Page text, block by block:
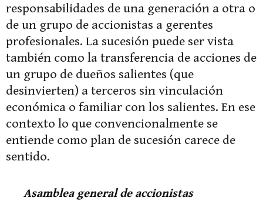
responsabilidades de una generación a otra o
de un grupo de accionistas a gerentes
profesionales. La sucesión puede ser vista
también como la transferencia de acciones de
un grupo de dueños salientes (que
desinvierten) a terceros sin vinculación
económica o familiar con los salientes. En ese
contexto lo que convencionalmente se
entiende como plan de sucesión carece de
sentido.
Asamblea general de accionistas